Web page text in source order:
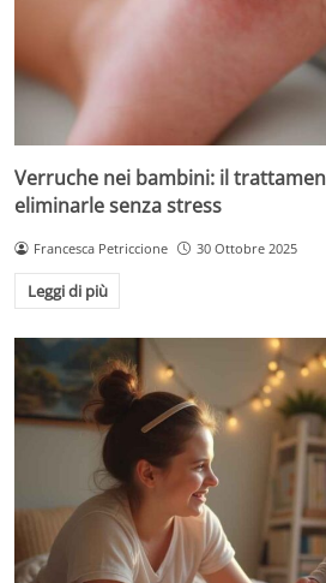
Verruche nei bambini: il
eliminarle senza stress
Francesca Petriccione 30 Ottobre 2025
Leggi di più